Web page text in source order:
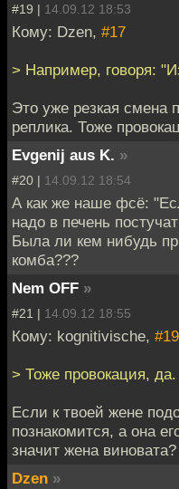
#19 | 14.09.12 18:53
Кому: Dzen, #17
> Например, говоря:
Это уже резкая смена
реплика. Тоже
Evgenij aus K. »
#20 | 14.09.12 18:54
А как же наше фсё:
надо в печень
Была ли кем нибудь
комба???
Nem OFF »
#21 | 14.09.12 18:55
Кому: kognitivische, #19
> Тоже провокация, да.
Если к твоей жене
познакомится, а она
значит жена
Dzen »